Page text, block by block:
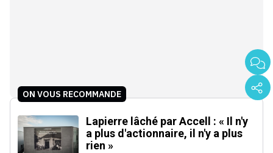
ON VOUS RECOMMANDE
Lapierre lâché par Accell : « Il n'y
a plus d'actionnaire, il n'y a plus
rien »